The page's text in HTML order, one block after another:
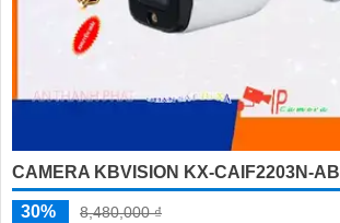
CAMERA KBVISION KX-CAIF2203N-AB
30%
8,480,000 ₫